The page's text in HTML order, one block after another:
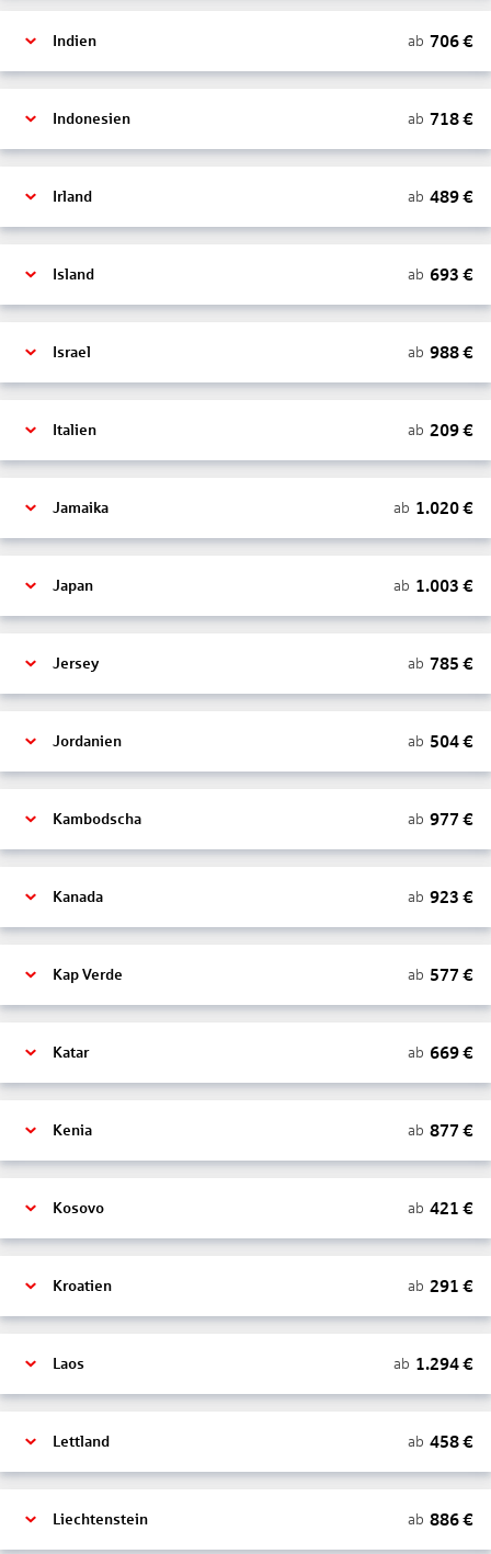
Indien ab 706€
Indonesien ab 718€
Irland ab 489€
Island ab 693 €
Israel ab 988€
Italien ab 209€
Jamaika ab 1.020€
Japan ab 1.003 €
Jersey ab 785 €
Jordanien ab 504€
Kambodscha ab 977 €
Kanada ab 923 €
Kap Verde ab 577 €
Katar ab 669€
Kenia ab 877 €
Kosovo ab 421 €
Kroatien ab 291 €
Laos ab 1.294€
Lettland ab 458€
Liechtenstein ab 886€